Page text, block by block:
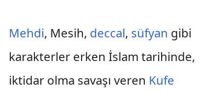
Mehdi, Mesih, deccal, süfyan gibi
karakterler erken İslam tarihinde,
iktidar olma savaşı veren Kufe